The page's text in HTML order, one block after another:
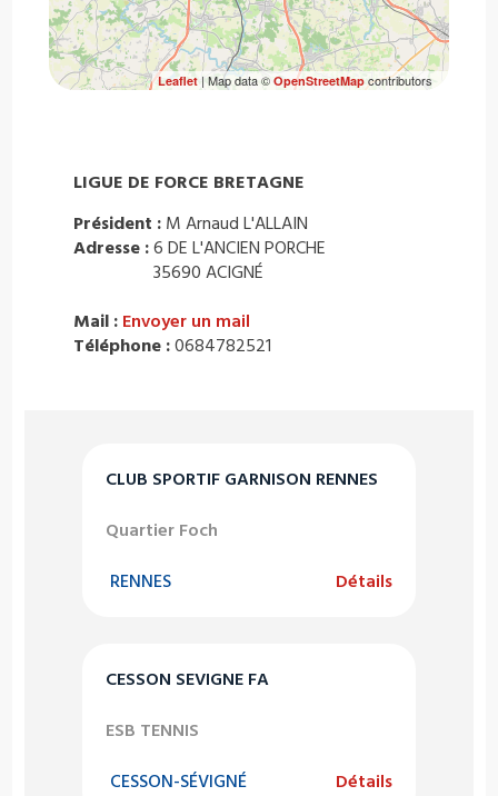
CLUB SPORTIF GARNISON RENNES
Quartier Foch
RENNES Détails
CESSON SEVIGNE FA
ESB TENNIS
CESSON-SÉVIGNÉ Détails
Leaflet| Map data © OpenStreetMapcontributors
LIGUE DE FORCE BRETAGNE
Président : M Arnaud L'ALLAIN
Adresse :6 DE L'ANCIEN PORCHE
35690 ACIGNÉ
Mail : Envoyer un mail
Téléphone :0684782521